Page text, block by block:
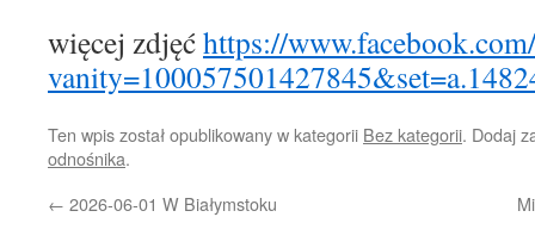
więcej zdjęćhttps://
Ten wpis został opublikowany w kategorii Bez kategorii. Dodaj
odnośnika.
← 2026-06-01 W Białymstoku